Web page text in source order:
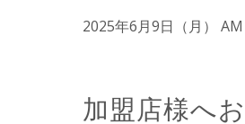
2025年6月9日（月）
加盟店様へ